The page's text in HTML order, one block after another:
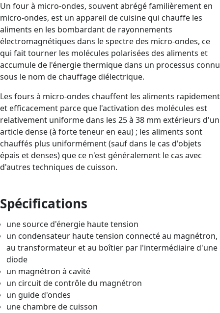
Un four à micro-ondes, souvent abrégé familièrement en
micro-ondes, est un appareil de cuisine qui chauffe les
aliments en les bombardant de rayonnements
électromagnétiques dans le spectre des micro-ondes, ce
qui fait tourner les molécules polarisées des aliments et
accumule de l'énergie thermique dans un processus connu
sous le nom de chauffage diélectrique.
Les fours à micro-ondes chauffent les aliments rapidement
et efficacement parce que l'activation des molécules est
relativement uniforme dans les 25 à 38 mm extérieurs d'un
article dense (à forte teneur en eau) ; les aliments sont
chauffés plus uniformément (sauf dans le cas d'objets
épais et denses) que ce n'est généralement le cas avec
d'autres techniques de cuisson.
Spécifications
une source d'énergie haute tension
un condensateur haute tension connecté au magnétron,
au transformateur et au boîtier par l'intermédiaire d'une
diode
un magnétron à cavité
un circuit de contrôle du magnétron
un guide d'ondes
une chambre de cuisson